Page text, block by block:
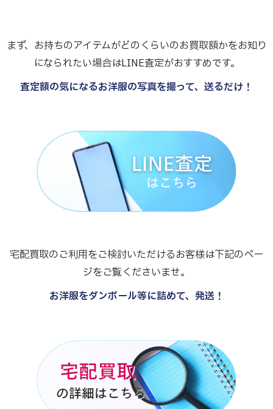
まず、お持ちのアイテムがどのくらいのお買取額かをお知り
になられたい場合はLINE査定がおすすめです。
査定額の気になるお洋服の写真を撮って、送るだけ！
宅配買取のご利用をご検討いただけるお客様は下記のペー
ジをご覧くださいませ。
お洋服をダンボール等に詰めて、発送！